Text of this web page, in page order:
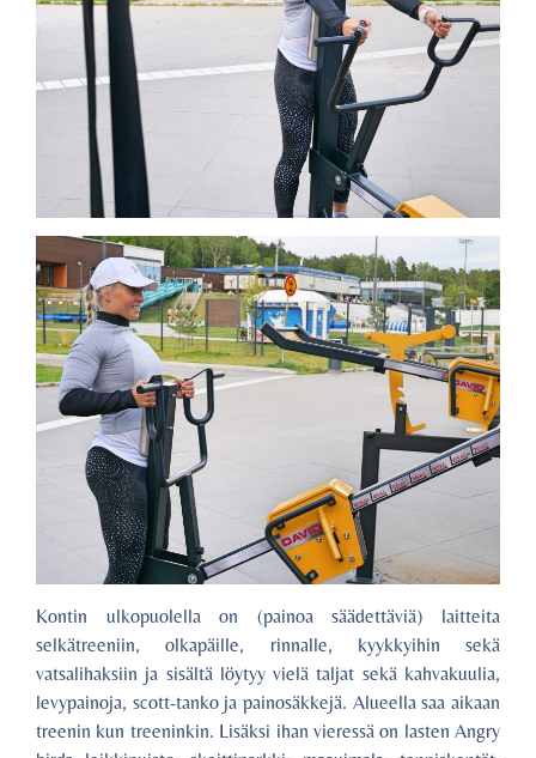
Kontin ulkopuolella on (painoa säädettäviä) laitteita
selkätreeniin, olkapäille, rinnalle, kyykkyihin sekä
vatsalihaksiin ja sisältä löytyy vielä taljat sekä kahvakuulia,
levypainoja, scott-tanko ja painosäkkejä. Alueella saa aikaan
treenin kun treeninkin. Lisäksi ihan vieressä on lasten Angry